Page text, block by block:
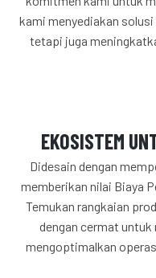
kami menyediakan
tetapi juga
EKOSISTEM
Didesain dengan
memberikan nilai Biaya
Temukan rangkaian
dengan cermat untuk
mengoptimalkan